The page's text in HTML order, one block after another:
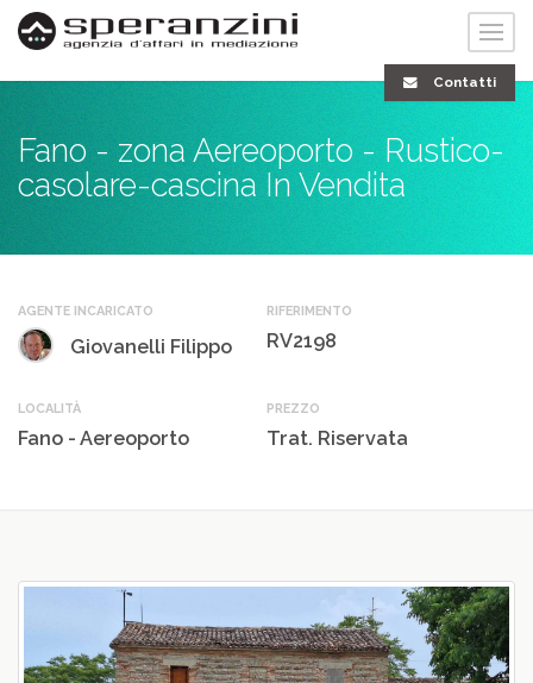
Contatti
Fano - zona Aereoporto - Rustico-
casolare-cascina In Vendita
AGENTE INCARICATO
Giovanelli Filippo
RIFERIMENTO
RV2198
LOCALITÀ
Fano - Aereoporto
PREZZO
Trat. Riservata